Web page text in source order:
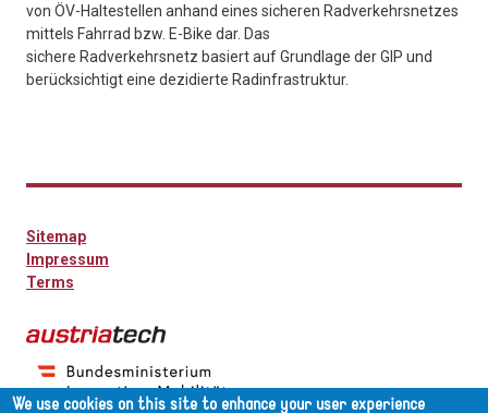
von ÖV-Haltestellen anhand eines sicheren Radverkehrsnetzes
mittels Fahrrad bzw. E-Bike dar. Das
sichere Radverkehrsnetz basiert auf Grundlage der GIP und
berücksichtigt eine dezidierte Radinfrastruktur.
Sitemap
Impressum
Terms
We use cookies on this site to enhance your user experience